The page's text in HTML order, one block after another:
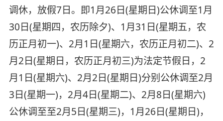
调休，放假7日。即1月26日(星期日)公休调至1月
30日(星期四，农历除夕)、1月31日(星期五，农
历正月初一)、2月1日(星期六，农历正月初二)、2
月2日(星期日，农历正月初三)为法定节假日，2
月1日(星期六)、2月2日(星期日)分别公休调至2月
3日(星期一)，2月4日(星期二)、2月8日(星期六)
公休调至至2月5日(星期三)，1月26日(星期日)，